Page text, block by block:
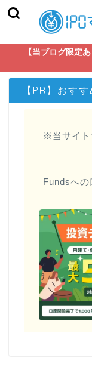
【当ブログ限定
【PR】おす
※当サイト
Fundsへの